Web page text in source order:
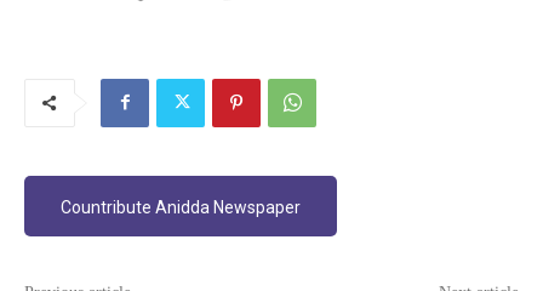
Countribute Anidda Newspaper